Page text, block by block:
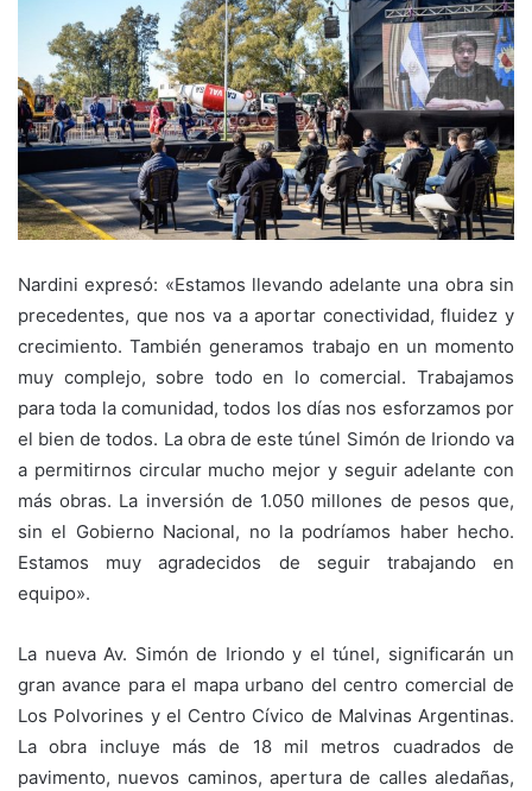
Nardini expresó: «Estamos llevando adelante una obra sin
precedentes, que nos va a aportar conectividad, fluidez y
crecimiento. También generamos trabajo en un momento
muy complejo, sobre todo en lo comercial. Trabajamos
para toda la comunidad, todos los días nos esforzamos por
el bien de todos. La obra de este túnel Simón de Iriondo va
a permitirnos circular mucho mejor y seguir adelante con
más obras. La inversión de 1.050 millones de pesos que,
sin el Gobierno Nacional, no la podríamos haber hecho.
Estamos muy agradecidos de seguir trabajando en
equipo».
La nueva Av. Simón de Iriondo y el túnel, significarán un
gran avance para el mapa urbano del centro comercial de
Los Polvorines y el Centro Cívico de Malvinas Argentinas.
La obra incluye más de 18 mil metros cuadrados de
pavimento, nuevos caminos, apertura de calles aledañas,